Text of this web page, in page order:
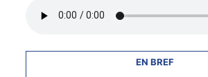
EN BREF